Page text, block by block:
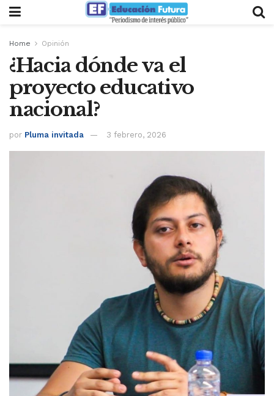
Home Opinión
¿Hacia dónde va el
proyecto educativo
nacional?
por Pluma invitada 3 febrero, 2026